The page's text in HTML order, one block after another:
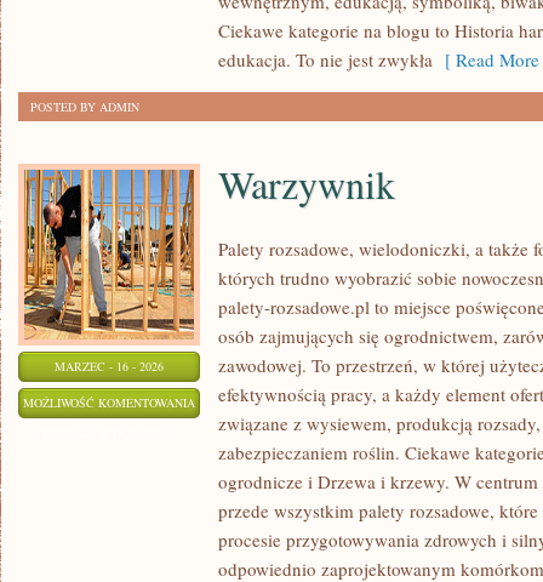
Ciekawe kategorie na blogu to Historia
edukacja. To nie jest zwykła [ Read
POSTED BY ADMIN
MARZEC - 16 - 2026
MOŻLIWOŚĆ KOMENTOWANIA WARZYWNIK
Warzywnik
Palety rozsadowe, wielodoniczki, a także
których trudno wyobrazić sobie
palety-rozsadowe.pl to miejsce
osób zajmujących się ogrodnictwem,
zawodowej. To przestrzeń, w której
efektywnością pracy, a każdy element
związane z wysiewem, produkcją
zabezpieczaniem roślin. Ciekawe
ogrodnicze i Drzewa i krzewy. W centrum
przede wszystkim palety rozsadowe,
procesie przygotowywania zdrowych i
odpowiednio zaprojektowanym